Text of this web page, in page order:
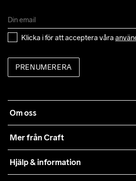
Klicka i för att acceptera våra
PRENUMERERA
Om oss
Mer från Craft
Teamwear
Hjälp & information